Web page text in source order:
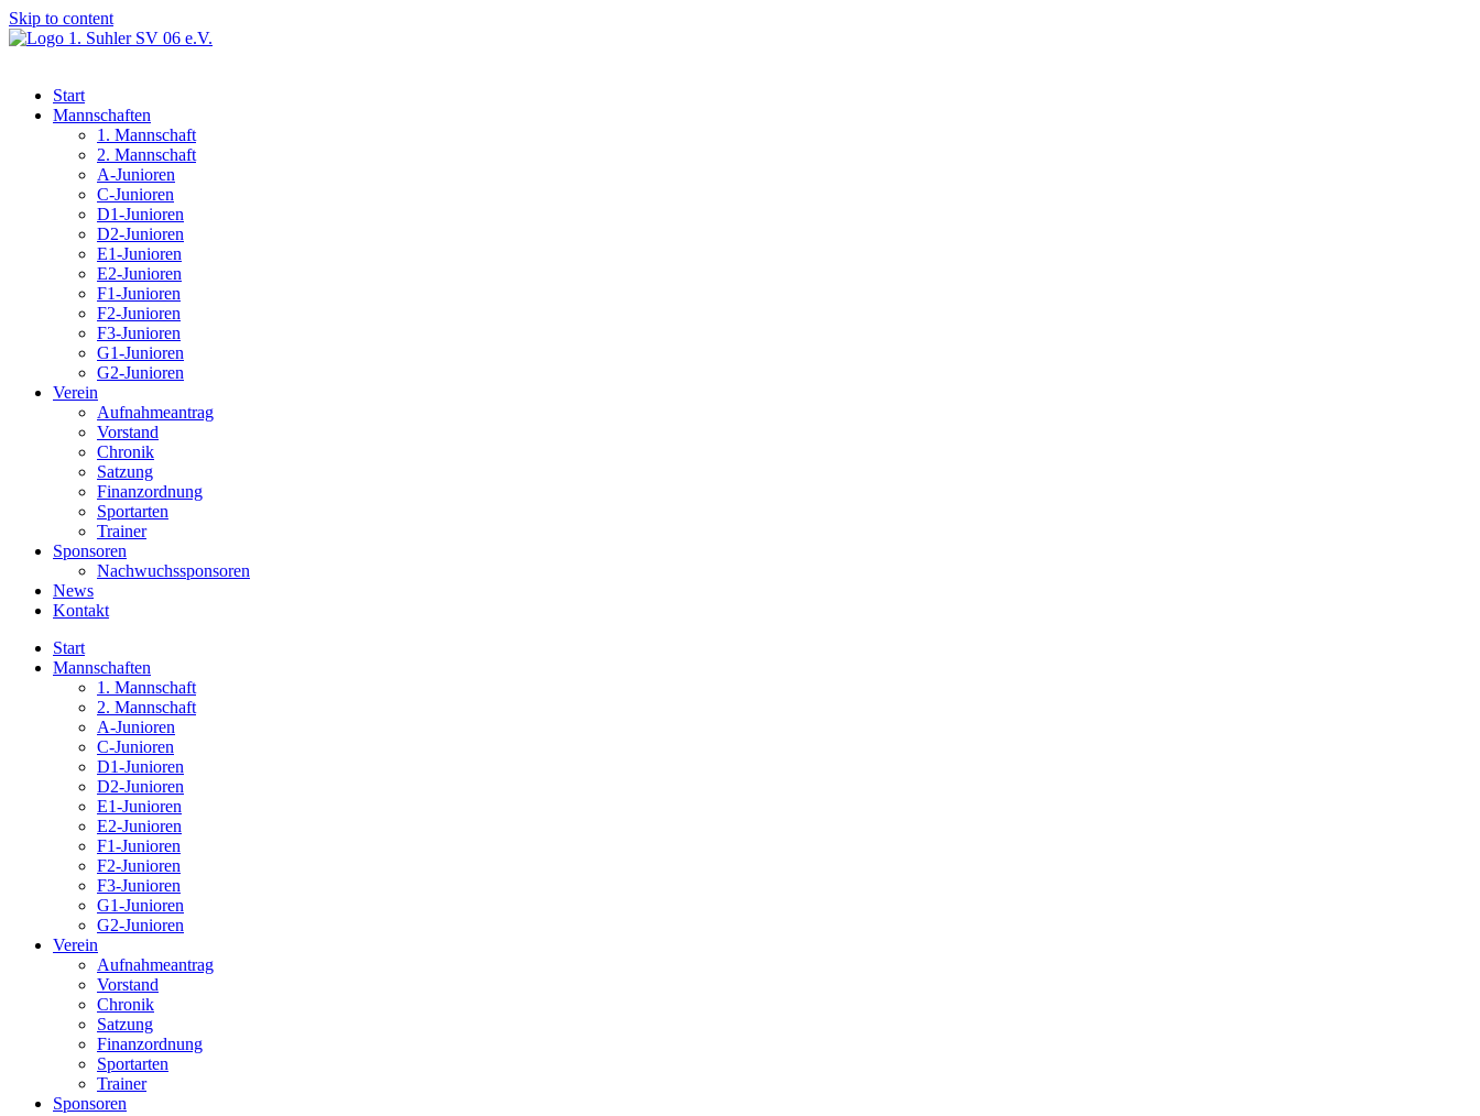
Skip to content
Start
Mannschaften
1. Mannschaft
2. Mannschaft
A-Junioren
C-Junioren
D1-Junioren
D2-Junioren
E1-Junioren
E2-Junioren
F1-Junioren
F2-Junioren
F3-Junioren
G1-Junioren
G2-Junioren
Verein
Aufnahmeantrag
Vorstand
Chronik
Satzung
Finanzordnung
Sportarten
Trainer
Sponsoren
Nachwuchssponsoren
News
Kontakt
Start
Mannschaften
1. Mannschaft
2. Mannschaft
A-Junioren
C-Junioren
D1-Junioren
D2-Junioren
E1-Junioren
E2-Junioren
F1-Junioren
F2-Junioren
F3-Junioren
G1-Junioren
G2-Junioren
Verein
Aufnahmeantrag
Vorstand
Chronik
Satzung
Finanzordnung
Sportarten
Trainer
Sponsoren